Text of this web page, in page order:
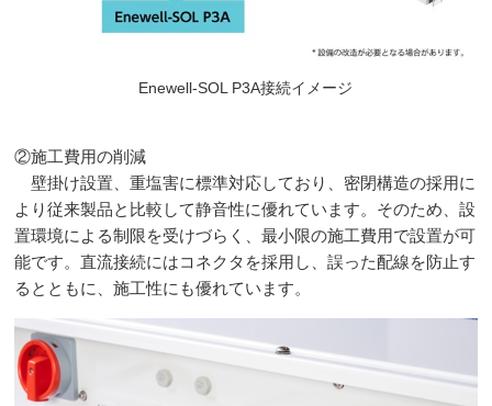
Enewell-SOL P3A接続イメージ
②施工費用の削減
壁掛け設置、重塩害に標準対応しており、密閉構造の採用に
より従来製品と比較して静音性に優れています。そのため、設
置環境による制限を受けづらく、最小限の施工費用で設置が可
能です。直流接続にはコネクタを採用し、誤った配線を防止す
るとともに、施工性にも優れています。